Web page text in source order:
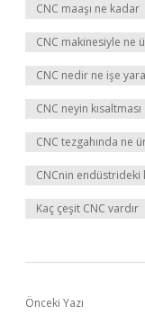
CNC maaşı ne kadar
CNC makinesiyle ne
CNC nedir ne işe
CNC neyin kısaltması
CNC tezgahında ne
CNCnin endüstrideki
Kaç çeşit CNC vardır
Önceki Yazı